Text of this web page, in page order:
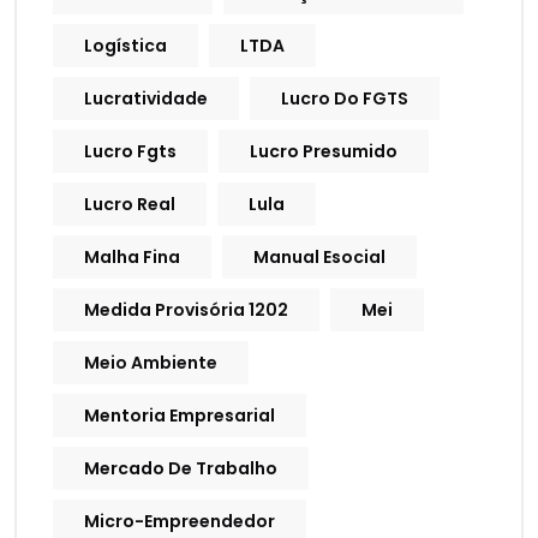
Logística LTDA
Lucratividade Lucro Do FGTS
Lucro Fgts Lucro Presumido
Lucro Real Lula
Malha Fina Manual Esocial
Medida Provisória 1202 Mei
Meio Ambiente
Mentoria Empresarial
Mercado De Trabalho
Micro-Empreendedor